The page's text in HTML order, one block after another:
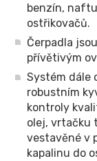
benzín,
ostřikovačů.
Čerpadla
přívětivým
Systém dále
robustním
kontroly
olej, vrtačku
vestavěné v
kapalinu do